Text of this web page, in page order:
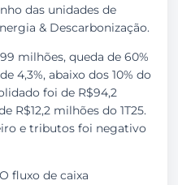
das unidades de
& Descarbonização.
milhões, queda de 60%
4,3%, abaixo dos 10% do
foi de R$94,2
R$12,2 milhões do 1T25.
e tributos foi negativo
fluxo de caixa